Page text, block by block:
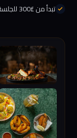
تبدأ من £300 للجلسة